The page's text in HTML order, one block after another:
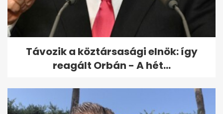
terjedését
Távozik a köztársasági elnök: így
reagált Orbán - A hét...